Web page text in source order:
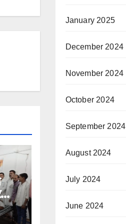
January 2025
December 2024
November 2024
October 2024
September 2024
August 2024
July 2024
June 2024